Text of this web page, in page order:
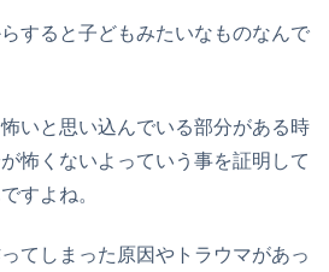
すると子どもみたいなものなんで
いと思い込んでいる部分がある時
怖くないよっていう事を証明して
すよね。
てしまった原因やトラウマがあっ